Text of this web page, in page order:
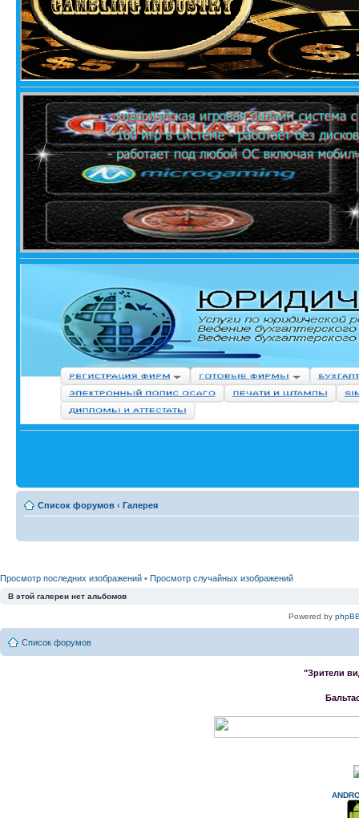
Список форумов ‹ Галерея
Просмотр последних изображений • Просмотр случайных изображений
В этой галереи нет альбомов
Powered by
Список форумов
"Зрители